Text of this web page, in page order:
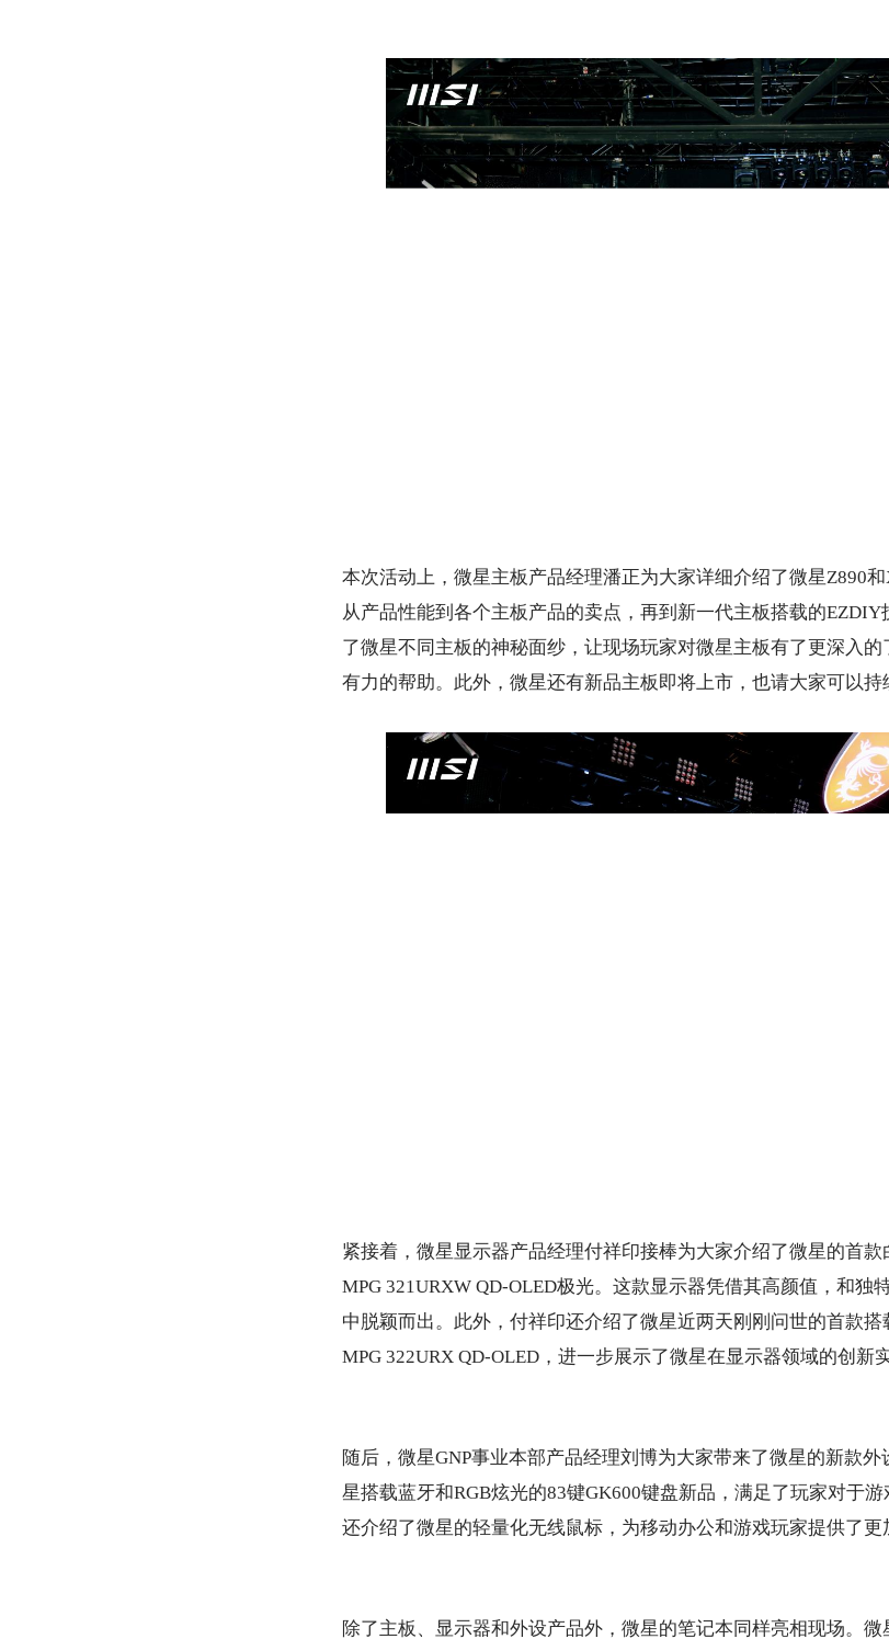
本次活动上，微星主板产品经理潘正为大家详细介绍了微星Z890和
从产品性能到各个主板产品的卖点，再到新一代主板搭载的
了微星不同主板的神秘面纱，让现场玩家对微星主板有了更深入
有力的帮助。此外，微星还有新品主板即将上市，也请大家可以持
紧接着，微星显示器产品经理付祥印接棒为大家介绍了微星的首
MPG 321URXW QD-OLED极光。这款显示器凭借其高颜值，和独
中脱颖而出。此外，付祥印还介绍了微星近两天刚刚问世的首款搭
MPG 322URX QD-OLED，进一步展示了微星在显示器领域的创新实
随后，微星GNP事业本部产品经理刘博为大家带来了微星的新款
星搭载蓝牙和RGB炫光的83键GK600键盘新品，满足了玩家对于
还介绍了微星的轻量化无线鼠标，为移动办公和游戏玩家提供了更
除了主板、显示器和外设产品外，微星的笔记本同样亮相现场。